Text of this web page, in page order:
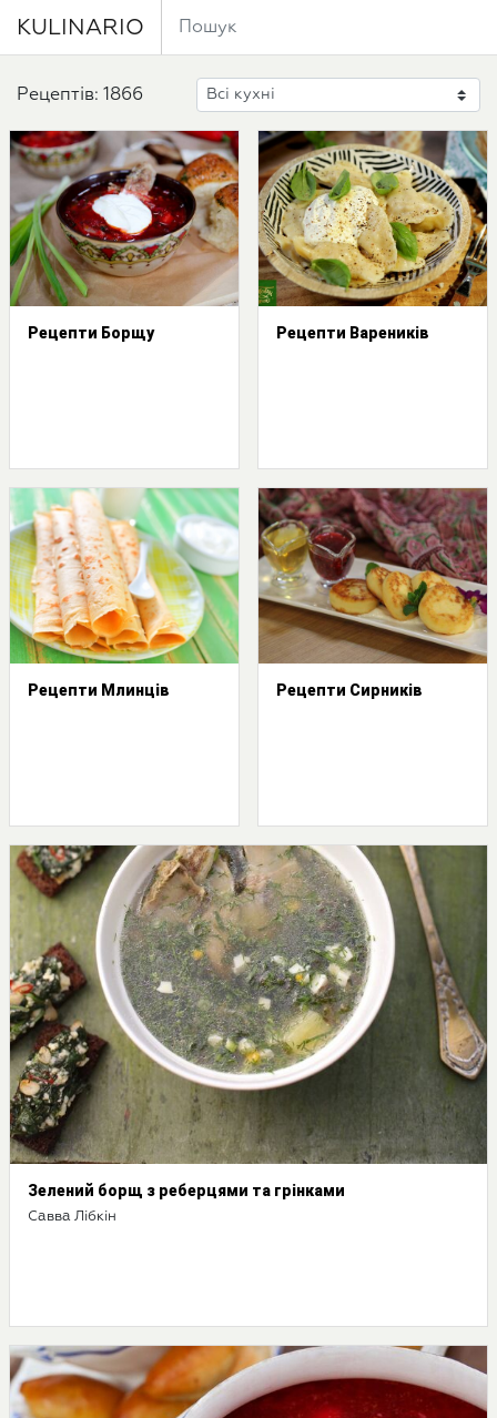
KULINARIO
Рецептів: 1866
Рецепти Борщу Рецепти Вареників
Рецепти Млинців Рецепти Сирників
Зелений борщ з реберцями та грінками
Савва Лібкін